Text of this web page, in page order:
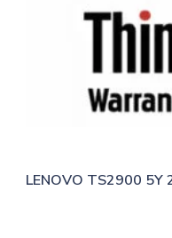
LENOVO TS2900 5Y